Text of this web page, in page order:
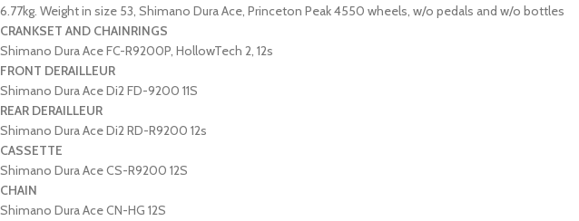
6.77kg. Weight in size 53, Shimano Dura Ace, Princeton Peak 4550 wheels, w/o pedals and w/o bottles
CRANKSET AND CHAINRINGS
Shimano Dura Ace FC-R9200P, HollowTech 2, 12s
FRONT DERAILLEUR
Shimano Dura Ace Di2 FD-9200 11S
REAR DERAILLEUR
Shimano Dura Ace Di2 RD-R9200 12s
CASSETTE
Shimano Dura Ace CS-R9200 12S
CHAIN
Shimano Dura Ace CN-HG 12S